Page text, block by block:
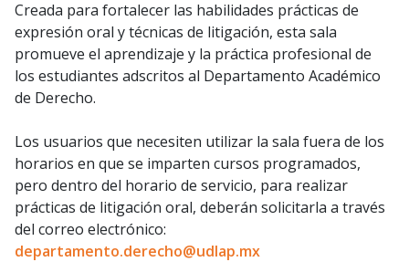
Creada para fortalecer las habilidades prácticas de
expresión oral y técnicas de litigación, esta sala
promueve el aprendizaje y la práctica profesional de
los estudiantes adscritos al Departamento Académico
de Derecho.
Los usuarios que necesiten utilizar la sala fuera de los
horarios en que se imparten cursos programados,
pero dentro del horario de servicio, para realizar
prácticas de litigación oral, deberán solicitarla a través
del correo electrónico:
departamento.derecho@udlap.mx